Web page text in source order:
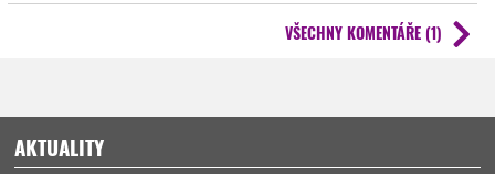
VŠECHNY KOMENTÁŘE (1)
AKTUALITY